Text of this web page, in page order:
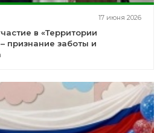
17 июня 2026
в «Территории
признание заботы и